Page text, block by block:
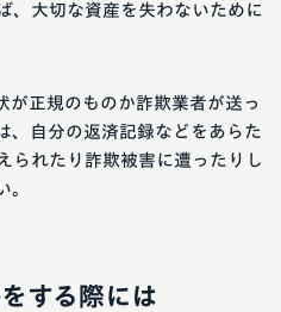
、大切な資産を失わないために
が正規のものか詐欺業者が送っ
、自分の返済記録などをあらた
られたり詐欺被害に遭ったりし
。
する際には